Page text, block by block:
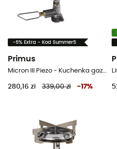
-5% Extra - Kod Summer5
Primus
Micron III Piezo - Kuchenka gazowa turystyczna
280,16 zł 339,00 zł -17%